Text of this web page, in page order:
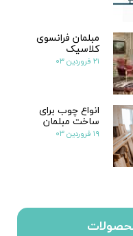
مبلمان فرانسوی
کلاسیک
۲۱ فروردین ۰۳
انواع چوب برای
ساخت مبلمان
۱۹ فروردین ۰۳